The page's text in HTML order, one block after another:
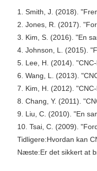
1. Smith, J. (2018).
2. Jones, R. (2017).
3. Kim, S. (2016). "En
4. Johnson, L. (2015).
5. Lee, H. (2014).
6. Wang, L. (2013).
7. Kim, H. (2012).
8. Chang, Y. (2011).
9. Liu, C. (2010). "En
10. Tsai, C. (2009).
Tidligere:Hvordan kan
Næste:Er det sikkert at